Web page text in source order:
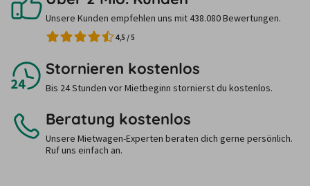
Unsere Kunden empfehlen uns mit 438.080 Bewertungen.
4,5 /5
Stornieren kostenlos
Bis 24 Stunden vor Mietbeginn stornierst du kostenlos.
Beratung kostenlos
Unsere Mietwagen-Experten beraten dich gerne persönlich.
Ruf uns einfach an.